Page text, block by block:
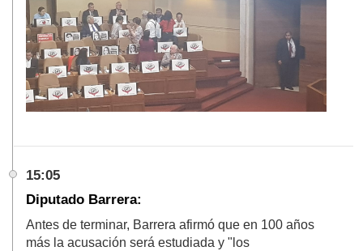
15:05
Diputado Barrera:
Antes de terminar, Barrera afirmó que en 100 años
más la acusación será estudiada y "los